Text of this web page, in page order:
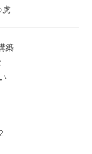
虎
築